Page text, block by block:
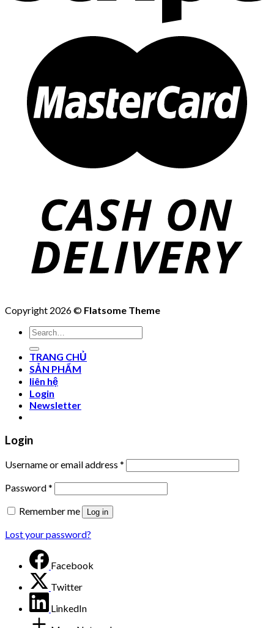
Copyright 2026 © Flatsome Theme
Search
for:
TRANG CHỦ
SẢN PHẨM
liên hệ
Login
Newsletter
Login
Username or email address *
Password*
Remember me
Log in
Lost your password?
Facebook
Twitter
LinkedIn